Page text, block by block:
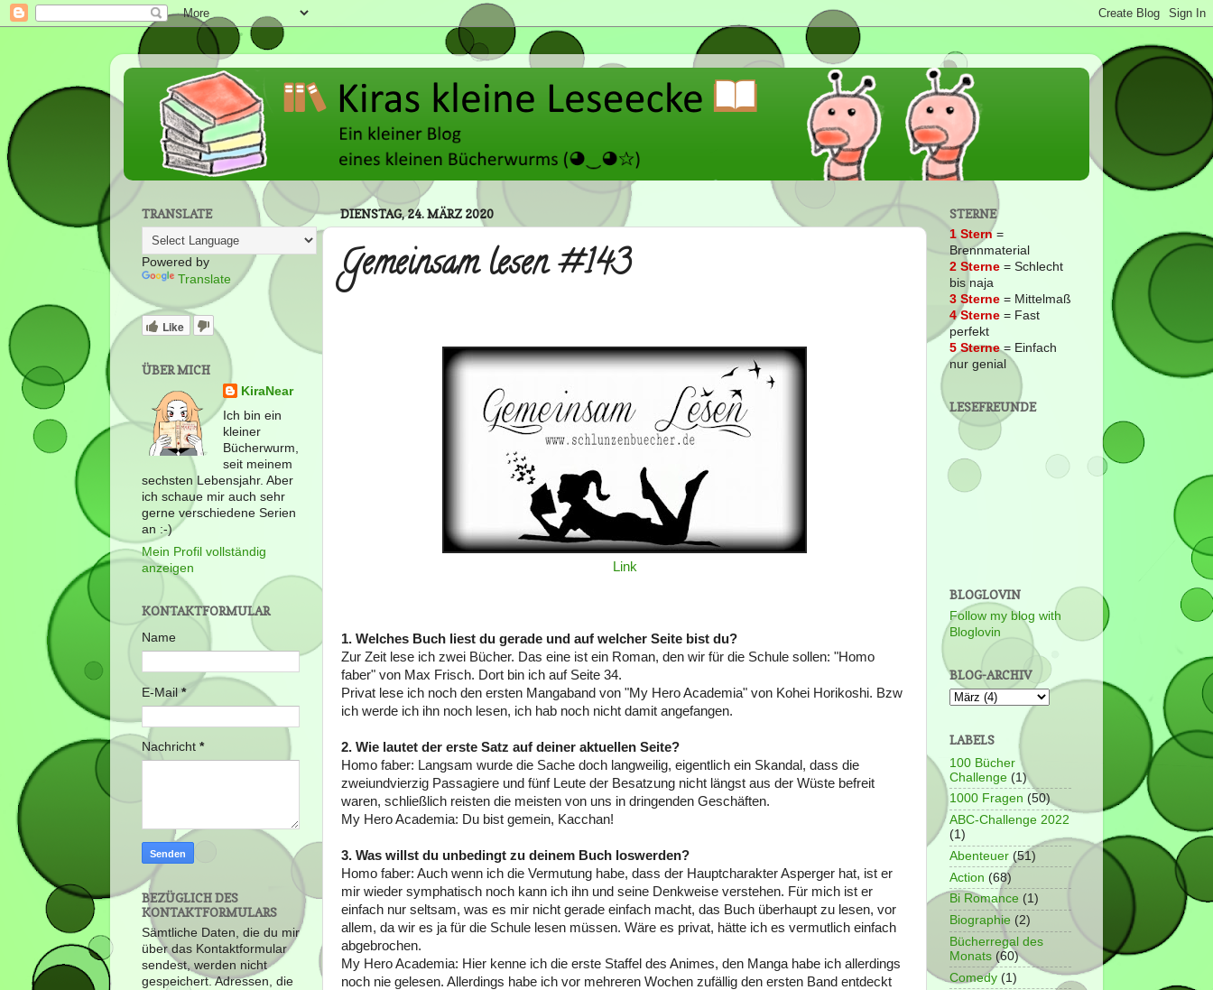
DIENSTAG, 24. MÄRZ 2020
Gemeinsam lesen #143
Link
1. Welches Buch liest du gerade und auf welcher Seite bist du?
Zur Zeit lese ich zwei Bücher. Das eine ist ein Roman, den wir für die Schule sollen: "Homo
faber" von Max Frisch. Dort bin ich auf Seite 34.
Privat lese ich noch den ersten Mangaband von "My Hero Academia" von Kohei Horikoshi. Bzw
ich werde ich ihn noch lesen, ich hab noch nicht damit angefangen.
2. Wie lautet der erste Satz auf deiner aktuellen Seite?
Homo faber: Langsam wurde die Sache doch langweilig, eigentlich ein Skandal, dass die
zweiundvierzig Passagiere und fünf Leute der Besatzung nicht längst aus der Wüste befreit
waren, schließlich reisten die meisten von uns in dringenden Geschäften.
My Hero Academia: Du bist gemein, Kacchan!
3. Was willst du unbedingt zu deinem Buch loswerden?
Homo faber: Auch wenn ich die Vermutung habe, dass der Hauptcharakter Asperger hat, ist er
mir wieder symphatisch noch kann ich ihn und seine Denkweise verstehen. Für mich ist er
einfach nur seltsam, was es mir nicht gerade einfach macht, das Buch überhaupt zu lesen, vor
allem, da wir es ja für die Schule lesen müssen. Wäre es privat, hätte ich es vermutlich einfach
abgebrochen.
My Hero Academia: Hier kenne ich die erste Staffel des Animes, den Manga habe ich allerdings
noch nie gelesen. Allerdings habe ich vor mehreren Wochen zufällig den ersten Band entdeckt
TRANSLATE
Powered by
Translate
Like
ÜBER MICH
KiraNear
Ich bin ein
kleiner
Bücherwurm,
seit meinem
sechsten Lebensjahr. Aber
ich schaue mir auch sehr
gerne verschiedene Serien
an :-)
Mein Profil vollständig
anzeigen
KONTAKTFORMULAR
Name
E-Mail *
Nachricht *
BEZÜGLICH DES
KONTAKTFORMULARS
Sämtliche Daten, die du mir
über das Kontaktformular
sendest, werden nicht
gespeichert. Adressen, die
STERNE
1 Stern =
Brennmaterial
2 Sterne = Schlecht
bis naja
3 Sterne = Mittelmaß
4 Sterne = Fast
perfekt
5 Sterne= Einfach
nur genial
LESEFREUNDE
BLOGLOVIN
Follow my blog with
Bloglovin
BLOG-ARCHIV
LABELS
100 Bücher
Challenge (1)
1000 Fragen (50)
ABC-Challenge 2022
(1)
Abenteuer (51)
Action (68)
Bi Romance (1)
Biographie (2)
Bücherregal des
Monats (60)
Comedy (1)